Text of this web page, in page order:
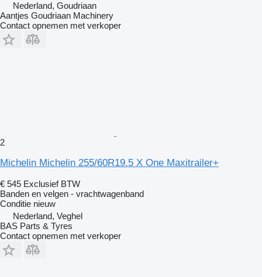
Nederland, Goudriaan
Aantjes Goudriaan Machinery
Contact opnemen met verkoper
2
Michelin Michelin 255/60R19.5 X One Maxitrailer+
€ 545 Exclusief BTW
Banden en velgen - vrachtwagenband
Conditie nieuw
Nederland, Veghel
BAS Parts & Tyres
Contact opnemen met verkoper